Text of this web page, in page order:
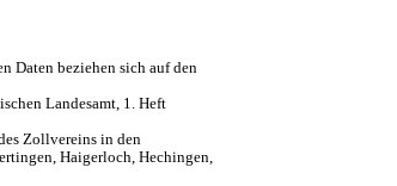
Daten beziehen sich auf den
Landesamt, 1. Heft
Zollvereins in den
Haigerloch, Hechingen,